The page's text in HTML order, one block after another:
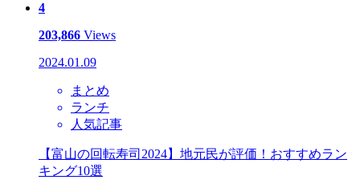
4
203,866 Views
2024.01.09
まとめ
ランチ
人気記事
【富山の回転寿司2024】地元民が評価！おすすめラン
キング10選